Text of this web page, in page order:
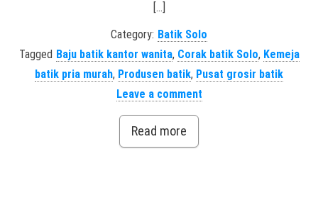
[…]
Category: Batik Solo
Tagged Baju batik kantor wanita, Corak batik Solo, Kemeja
batik pria murah, Produsen batik, Pusat grosir batik
Leave a comment
Read more